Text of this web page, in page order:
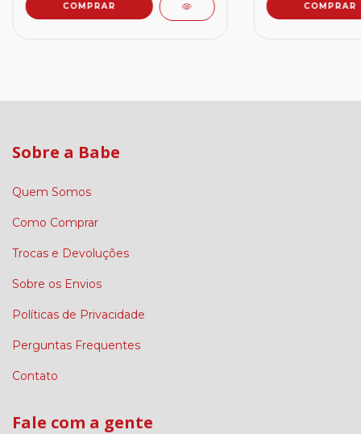
COMPRAR COMPRAR
Sobre a Babe
Quem Somos
Como Comprar
Trocas e Devoluções
Sobre os Envios
Políticas de Privacidade
Perguntas Frequentes
Contato
Fale com a gente